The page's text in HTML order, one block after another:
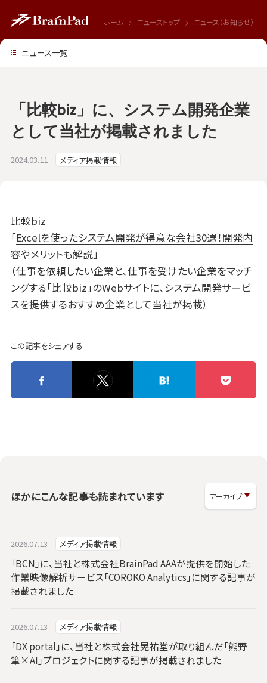
ホーム ニューストップ ニュース（お知らせ）
2024.03.11 メディア掲載情報
「比較biz」に、システム開発企業
として当社が掲載されました
比較biz
「Excelを使ったシステム開発が得意な会社30選！開発内
容やメリットも解説」
（仕事を依頼したい企業と、仕事を受けたい企業をマッチ
ングする「比較biz」のWebサイトに、システム開発サービ
スを提供するおすすめ企業として当社が掲載）
この記事をシェアする
ほかにこんな記事も読まれています
2026.07.13 メディア掲載情報
「BCN」に、当社と株式会社BrainPad AAAが提供を開始した
作業映像解析サービス「COROKO Analytics」に関する記事が
掲載されました
2026.07.13 メディア掲載情報
「DX portal」に、当社と株式会社晃祐堂が取り組んだ「熊野
筆×AI」プロジェクトに関する記事が掲載されました
ニュース一覧